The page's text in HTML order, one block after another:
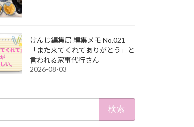
けんじ編集局 編集メモ No.021｜
「また来てくれてありがとう」と
言われる家事代行さん
2026-08-03